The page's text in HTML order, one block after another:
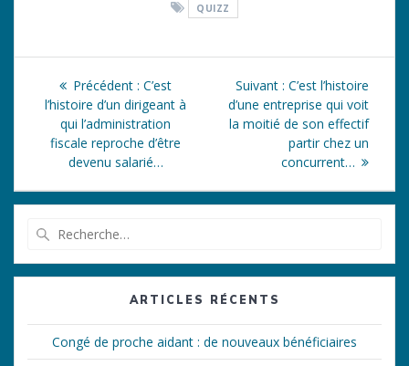
QUIZZ
Navigation
l’article
Précédent : Article
précédent
:
C’est
l’histoire d’un dirigeant à
qui l’administration
fiscale reproche d’être
devenu salarié…
Suivant : Article
suivant
:
C’est l’histoire
d’une entreprise qui voit
la moitié de son effectif
partir chez un
concurrent…
:
ARTICLES RÉCENTS
Congé de proche aidant : de nouveaux bénéficiaires